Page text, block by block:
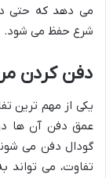
می دهد که حتی
شرع حفظ می شود.
دفن کردن
یکی از مهم ترین
عمق دفن آن ها
گودال دفن می
تفاوت، می تواند